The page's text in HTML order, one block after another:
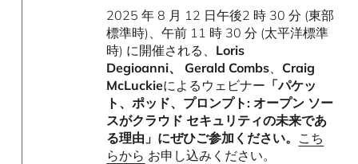
2025 年 8 月 12 日午後2 時 30 分 (東部
標準時)、午前 11 時 30 分 (太平洋標準
時) に開催される、 Loris
Degioanni、
Gerald Combs
Craig
McLuckieによるウェビナー 「パケッ
ト、ポッド、プロンプト: オープン ソー
スがクラウド セキュリティの未来であ
る理由」にぜひご参加ください。 こち
らから お申し込みください。